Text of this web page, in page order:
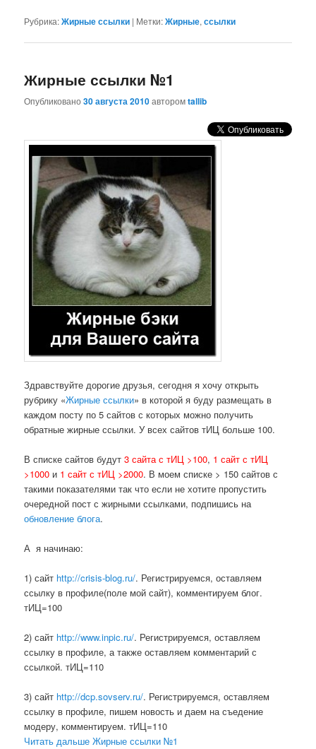
Рубрика:Жирные ссылки | Метки:Жирные,ссылки
Жирные ссылки №1
Опубликовано30 августа 2010авторомtallib
Здравствуйте дорогие друзья, сегодня я хочу открыть
рубрику «Жирные ссылки» в которой я буду размещать в
каждом посту по 5 сайтов с которых можно получить
обратные жирные ссылки. У всех сайтов тИЦ больше 100.
В списке сайтов будут3 сайта с тИЦ >100, 1 сайт с тИЦ
>1000 и 1 сайт с тИЦ >2000. В моем списке > 150 сайтов с
такими показателями так что если не хотите пропустить
очередной пост с жирными ссылками, подпишись на
обновление блога.
А я начинаю:
1) сайт http://crisis-blog.ru/. Регистрируемся, оставляем
ссылку в профиле(поле мой сайт), комментируем блог.
тИЦ=100
2) сайт http://www.inpic.ru/. Регистрируемся, оставляем
ссылку в профиле, а также оставляем комментарий с
ссылкой. тИЦ=110
3) сайт http://dcp.sovserv.ru/. Регистрируемся, оставляем
ссылку в профиле, пишем новость и даем на съедение
модеру, комментируем. тИЦ=110
Читать дальше Жирные ссылки №1